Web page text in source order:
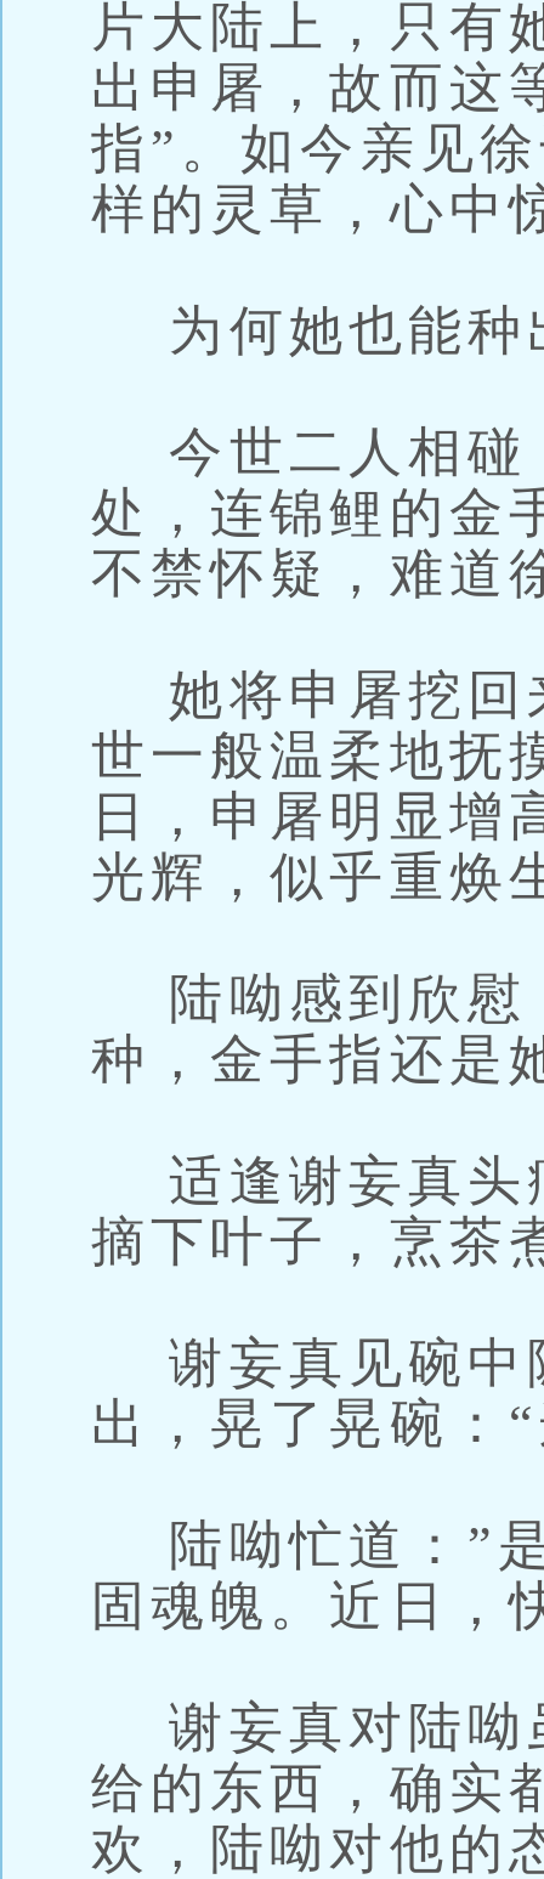
片大陆上，只有
出申屠，故而这
指”。如今亲见
样的灵草，心中
为何她也能种
今世二人相碰
处，连锦鲤的金
不禁怀疑，难道
她将申屠挖回
世一般温柔地抚
日，申屠明显增
光辉，似乎重焕
陆呦感到欣慰
种，金手指还是
适逢谢妄真头
摘下叶子，烹茶
谢妄真见碗中
出，晃了晃碗：
陆呦忙道：”
固魂魄。近日，
谢妄真对陆呦
给的东西，确实
欢，陆呦对他的